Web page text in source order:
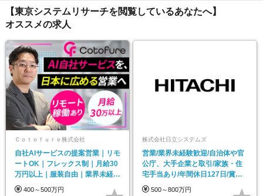
【東京システムリサーチを閲覧しているあなたへ】
オススメの求人
Ｃｏｔｏｆｕｒｅ株式会社
自社AIサービスの提案営業｜リモ
ートOK｜フレックス制｜月給30
万円以上｜服装自由｜業界未経験
OK
400～500万円
株式会社日立システムズ
営業/業界未経験歓迎/自治体や官
公庁、大手企業と取引/家族・住
宅手当あり/年間休日127日/賞与
年2回
500～800万円